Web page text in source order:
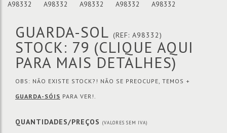
GUARDA-SOL (REF: A98332)
STOCK: 79 (CLIQUE AQUI
PARA MAIS DETALHES)
OBS: NÃO EXISTE STOCK?! NÃO SE PREOCUPE, TEMOS +
GUARDA-SÓIS PARA VER!.
QUANTIDADES/PREÇOS (VALORES SEM IVA)